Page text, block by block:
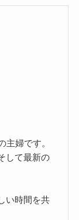
主婦です。
して最新の
い時間を共